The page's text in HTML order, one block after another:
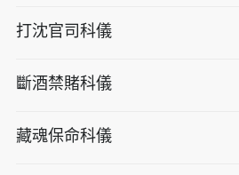
打沈官司科儀
斷酒禁賭科儀
藏魂保命科儀